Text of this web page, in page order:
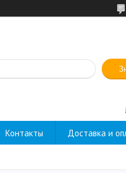
Контакты Доставка и